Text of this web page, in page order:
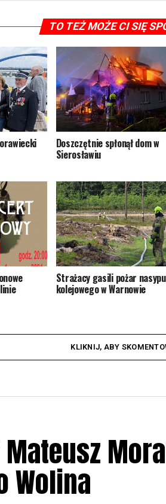
TO TEŻ MOŻE CI SIĘ
Doszczętnie spłonął dom w
Sierosławiu
Strażacy gasili pożar nasypu
kolejowego w Warnowie
KLIKNIJ, ABY
Mateusz
Wolina